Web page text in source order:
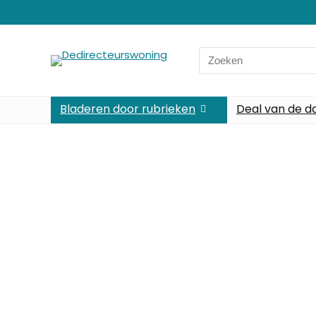
Bladeren door rubrieken Deal van de